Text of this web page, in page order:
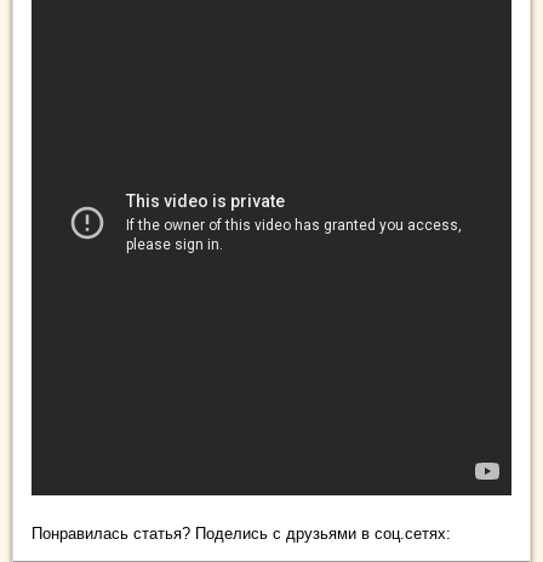
Понравилась статья? Поделись с друзьями в соц.сетях: